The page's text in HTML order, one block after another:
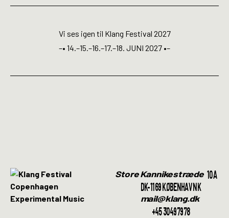
Vi ses igen til Klang Festival 2027
–• 14.–15.–16.–17.–18. JUNI 2027 •–
Store Kannikestræde 10A
DK-1169 KØBENHAVN K
mail@klang.dk
+45 30497978